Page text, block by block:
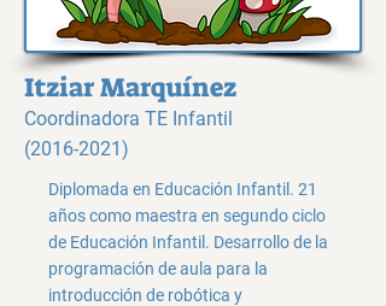
Itziar Marquínez
Coordinadora TE Infantil
(2016-2021)
Diplomada en Educación Infantil. 21
años como maestra en segundo ciclo
de Educación Infantil. Desarrollo de la
programación de aula para la
introducción de robótica y